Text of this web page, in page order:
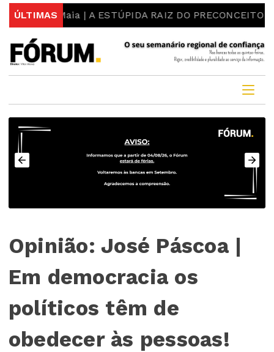
ÚLTIMAS
Maia | A ESTÚPIDA RAIZ DO PRECONCEITO E DO
Opinião: José Páscoa |
Em democracia os
políticos têm de
obedecer às pessoas!